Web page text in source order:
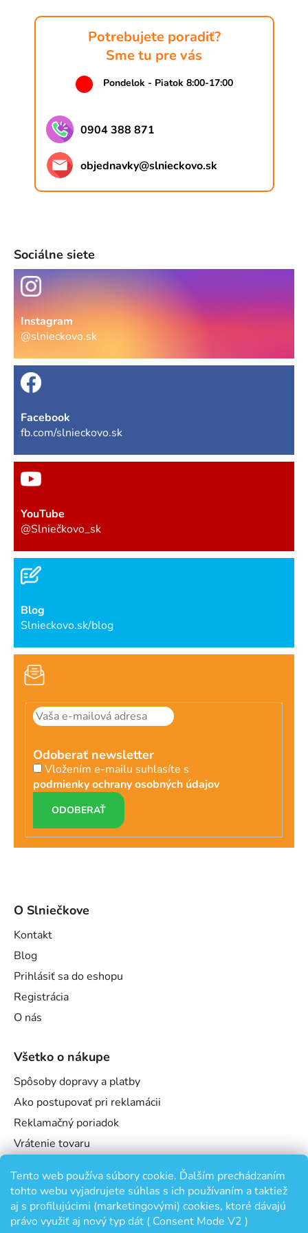
Tento web používa súbory cookie. Ďalším prechádzaním
tohto webu vyjadrujete súhlas s ich používaním a taktiež
aj s profilujúcimi (marketingovými) cookies, ktoré dávajú
právo využiť aj nový typ dát ( Consent Mode V2 )
Potrebujete poradiť?
Sme tu pre vás
Pondelok - Piatok 8:00-17:00
0904 388 871
objednavky@slnieckovo.sk
Sociálne siete
Instagram
@slnieckovo.sk
Facebook
fb.com/slnieckovo.sk
YouTube
@Slniečkovo_sk
Blog
Slnieckovo.sk/blog
Odoberať newsletter
Vložením e-mailu suhlasíte s
podmienky ochrany osobných údajov
PRIHLÁSIŤ
SA
O Slniečkove
Kontakt
Blog
Prihlásiť sa do eshopu
Registrácia
O nás
Všetko o nákupe
Spôsoby dopravy a platby
Ako postupovať pri reklamácii
Reklamačný poriadok
Vrátenie tovaru
Podmienky ochrany osobných údajov
Odstúpenie od zmluvy